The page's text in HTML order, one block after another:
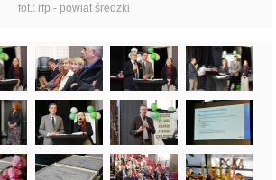
fot.: rfp - powiat średzki